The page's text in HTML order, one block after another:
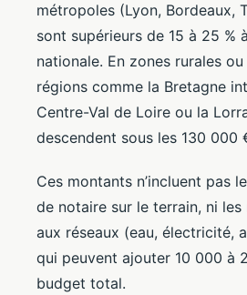
métropoles (Lyon, Bordeaux,
sont supérieurs de 15 à 25 %
nationale. En zones rurales
régions comme la Bretagne
Centre-Val de Loire ou la
descendent sous les 130 000
Ces montants n’incluent pas
de notaire sur le terrain, ni
aux réseaux (eau, électricité,
qui peuvent ajouter 10 000 à
budget total.